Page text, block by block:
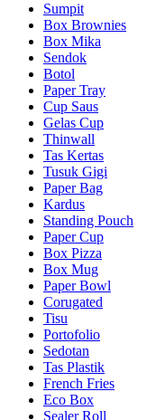
Sumpit
Box Brownies
Box Mika
Sendok
Botol
Paper Tray
Cup Saus
Gelas Cup
Thinwall
Tas Kertas
Tusuk Gigi
Paper Bag
Kardus
Standing Pouch
Paper Cup
Box Pizza
Box Mug
Paper Bowl
Corugated
Tisu
Portofolio
Sedotan
Tas Plastik
French Fries
Eco Box
Sealer Roll